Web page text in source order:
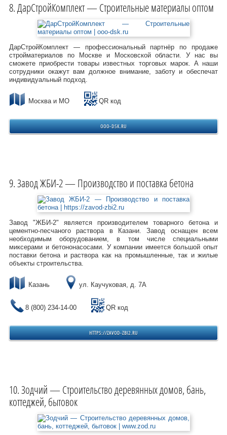
ДарСтройКомплект — Строительные материалы оптом
ДарСтройКомплект — профессиональный партнёр по продаже
стройматериалов по Москве и Московской области. У нас вы
сможете приобрести товары известных торговых марок. А наши
сотрудники окажут вам должное внимание, заботу и обеспечат
индивидуальный подход.
Москва и МО QR код
OOO-DSK.RU
Завод ЖБИ-2 — Производство и поставка бетона
Завод "ЖБИ-2" является производителем товарного бетона и
цементно-песчаного раствора в Казани. Завод оснащен всем
необходимым оборудованием, в том числе специальными
миксерами и бетононасосами. У компании имеется большой опыт
поставки бетона и раствора как на промышленные, так и жилые
объекты строительства.
Казань ул. Каучуковая, д. 7А
8 (800) 234-14-00 QR код
HTTPS://ZAVOD-ZBI2.RU
Зодчий — Строительство деревянных домов, бань,
коттеджей, бытовок